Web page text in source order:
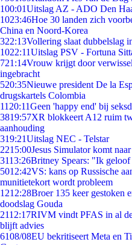
100:01Uitslag AZ - ADO Den
1023:46Hoe 30 landen zich
China en Noord-Korea
322:13Vollering slaat dubbelslag
1022:11Uitslag PSV - Fortuna
721:14Vrouw krijgt door
ingebracht
520:35Nieuwe president De la
drugskartels Colombia
11 20:11Geen 'happy end' bij
3819:57XR blokkeert A12 ruim
aanhouding
319:21Uitslag NEC - Telstar
2215:00Jesus Simulator komt
3113:26Britney Spears: "Ik geloof
5012:42VS: kans op Russische
munitietekort wordt probleem
1212:28Broer 135 keer gestoken
doodslag Gouda
2112:17RIVM vindt PFAS in al
blijft advies
6108/08EU bekritiseert Meta en